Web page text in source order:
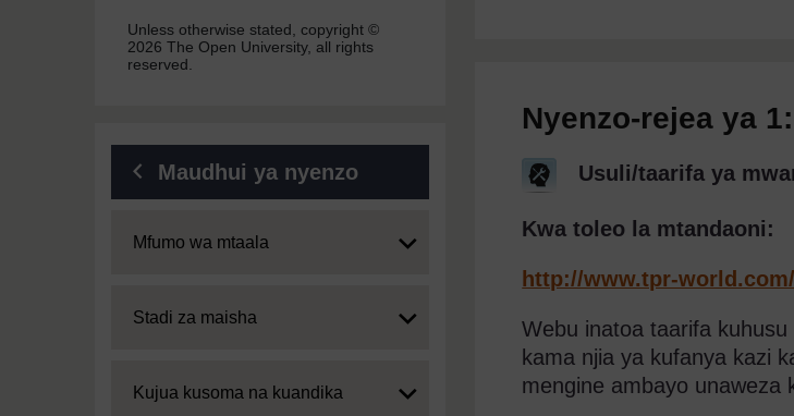
Unless otherwise stated, copyright ©
2026 The Open University, all rights
reserved.
Maudhui ya nyenzo
Expand
Mfumo wa mtaala
Expand
Stadi za maisha
Expand
Kujua kusoma na kuandika
Nyenzo-rejea ya
Usuli/taarifa ya
Kwa toleo la mtandaoni:
http://www.tpr-world.com/
Webu inatoa taarifa
kama njia ya kufanya kazi
mengine ambayo unaweza